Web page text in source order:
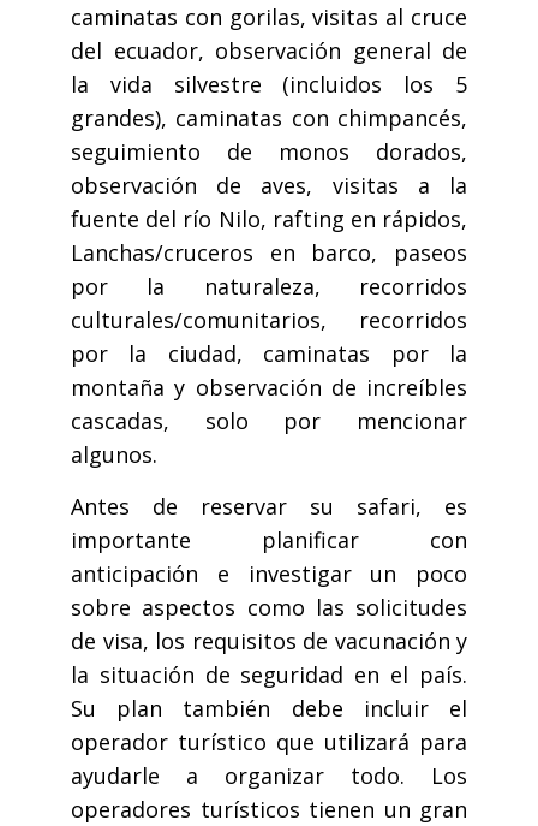
caminatas con gorilas, visitas al cruce
del ecuador, observación general de
la vida silvestre (incluidos los 5
grandes), caminatas con chimpancés,
seguimiento de monos dorados,
observación de aves, visitas a la
fuente del río Nilo, rafting en rápidos,
Lanchas/cruceros en barco, paseos
por la naturaleza, recorridos
culturales/comunitarios, recorridos
por la ciudad, caminatas por la
montaña y observación de increíbles
cascadas, solo por mencionar
algunos.
Antes de reservar su safari, es
importante planificar con
anticipación e investigar un poco
sobre aspectos como las solicitudes
de visa, los requisitos de vacunación y
la situación de seguridad en el país.
Su plan también debe incluir el
operador turístico que utilizará para
ayudarle a organizar todo. Los
operadores turísticos tienen un gran